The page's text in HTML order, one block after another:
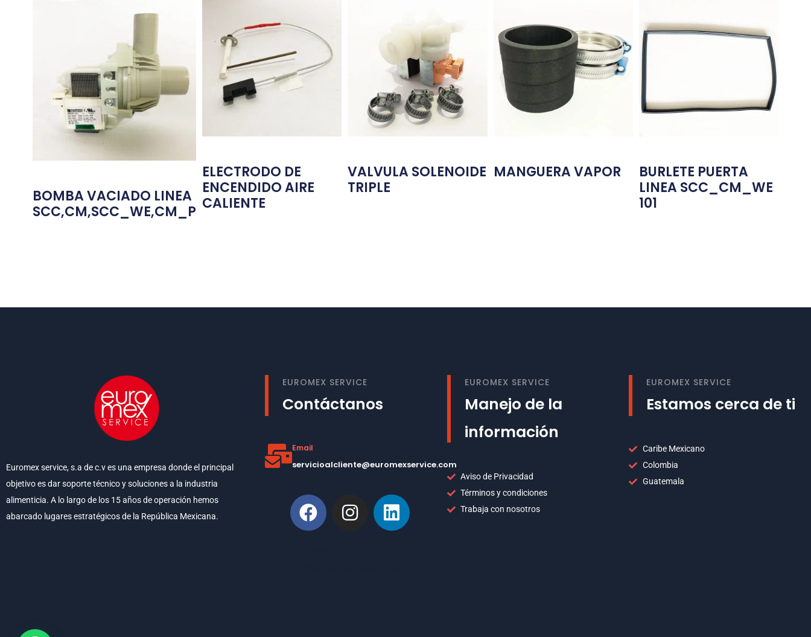
BOMBA VACIADO LINEA
SCC,CM,SCC_WE,CM_P
ELECTRODO DE
ENCENDIDO AIRE
CALIENTE
VALVULA SOLENOIDE
TRIPLE
MANGUERA VAPOR
BURLETE PUERTA
LINEA SCC_CM_WE
101
Euromex service, s.a de c.v es una empresa donde el principal
objetivo es dar soporte técnico y soluciones a la industria
alimenticia. A lo largo de los 15 años de operación hemos
abarcado lugares estratégicos de la República Mexicana.
EUROMEX SERVICE
Contáctanos
Email
servicioalcliente@euromexservice.com
EUROMEX SERVICE
Manejo de la
información
Aviso de Privacidad
Términos y condiciones
Trabaja con nosotros
EUROMEX SERVICE
Estamos cerca de ti
Caribe Mexicano
Colombia
Guatemala